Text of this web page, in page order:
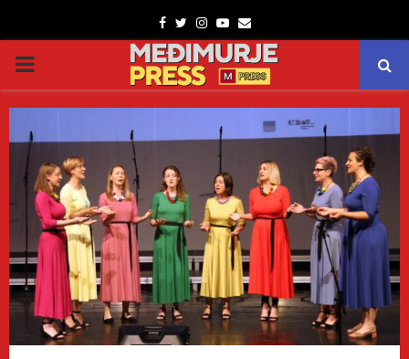
Facebook
TwitterInstagram
Youtube
Email
PRIMARY
MENU